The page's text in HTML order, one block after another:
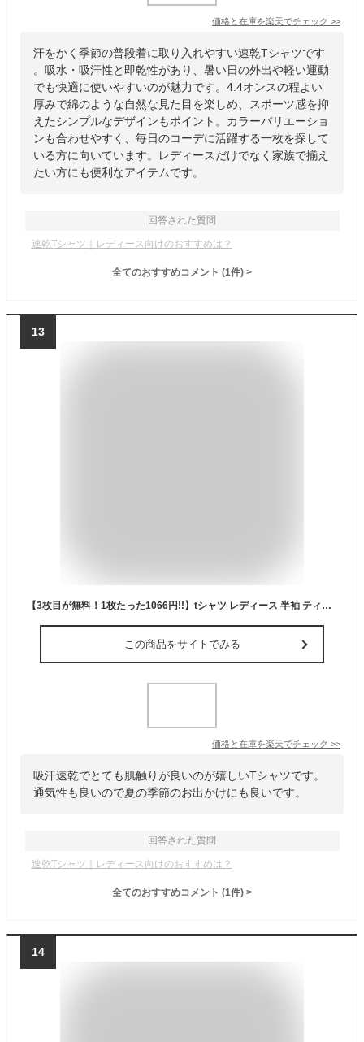
価格と在庫を楽天でチェック >>
汗をかく季節の普段着に取り入れやすい速乾Tシャツです
。吸水・吸汗性と即乾性があり、暑い日の外出や軽い運動
でも快適に使いやすいのが魅力です。4.4オンスの程よい
厚みで綿のような自然な見た目を楽しめ、スポーツ感を抑
えたシンプルなデザインもポイント。カラーバリエーショ
ンも合わせやすく、毎日のコーデに活躍する一枚を探して
いる方に向いています。レディースだけでなく家族で揃え
たい方にも便利なアイテムです。
回答された質問
速乾Tシャツ｜レディース向けのおすすめは？
全てのおすすめコメント (1件) >
13
【3枚目が無料！1枚たった1066円!!】tシャツ レディース 半袖 ティーシャツ 夏服 丸首 吸汗速乾 通気 オーバーサイズ カットソー ロング 5分袖 おしゃれ 日常 通勤 オフィス カジュアル シンプル ベーシック ブラック ホワイト グレー ピンク ベージュ
この商品をサイトでみる
価格と在庫を楽天でチェック >>
吸汗速乾でとても肌触りが良いのが嬉しいTシャツです。
通気性も良いので夏の季節のお出かけにも良いです。
回答された質問
速乾Tシャツ｜レディース向けのおすすめは？
全てのおすすめコメント (1件) >
14